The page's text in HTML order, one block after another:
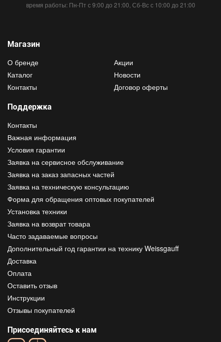
время работы: Пн-Пт с 9:00 до 21:00, Сб-Вс с 10:00 до 21:00
Магазин
О бренде
Каталог
Контакты
Акции
Новости
Договор оферты
Поддержка
Контакты
Важная информация
Условия гарантии
Заявка на сервисное обслуживание
Заявка на заказ запасных частей
Заявка на техническую консультацию
Форма для обращения оптовых покупателей
Установка техники
Заявка на возврат товара
Часто задаваемые вопросы
Дополнительный год гарантии на технику Weissgauff
Доставка
Оплата
Оставить отзыв
Инструкции
Отзывы покупателей
Присоединяйтесь к нам